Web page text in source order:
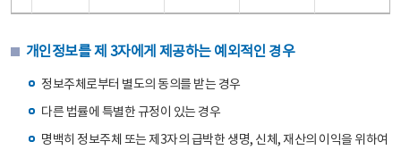
개인정보를 제 3자에게 제공하는 예외적인 경우
정보주체로부터 별도의 동의를 받는 경우
다른 법률에 특별한 규정이 있는 경우
명백히 정보주체 또는 제3자의 급박한 생명, 신체, 재산의 이익을 위하여